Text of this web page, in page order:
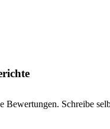
Bewertungen. Schreibe